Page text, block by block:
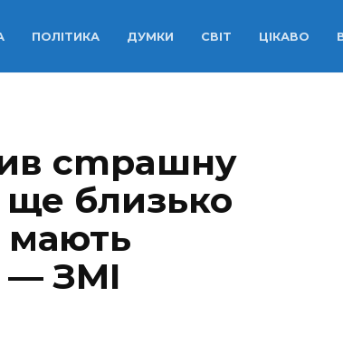
ПОЛІТИКА ДУМКИ СВІТ ЦІКАВО
cmрaшнy
ще близько
мають
— ЗМІ